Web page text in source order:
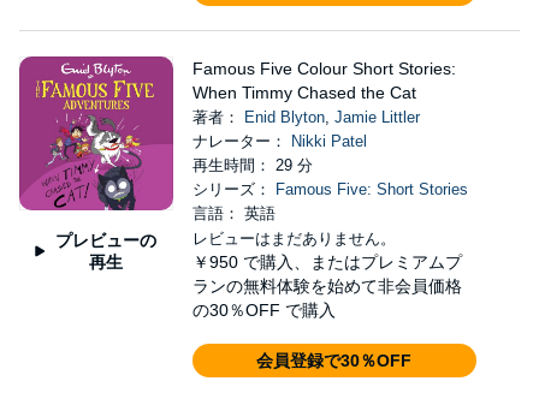
プレビューの
再生
Famous Five Colour Short Stories:
When Timmy Chased the Cat
著者： Enid Blyton, Jamie Littler
ナレーター：
Nikki Patel
再生時間： 29 分
シリーズ：
Famous Five: Short Stories
言語： 英語
レビューはまだありません。
￥950 で購入、またはプレミアムプ
ランの無料体験を始めて非会員価格
の30％OFF で購入
会員登録で30％OFF